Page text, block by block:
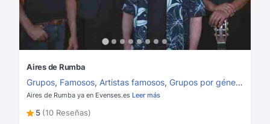
Aires de Rumba
Grupos, Famosos, Artistas famosos, Grupos por género
Aires de Rumba ya en Evenses.es Leer más
5 (10 Reseñas)